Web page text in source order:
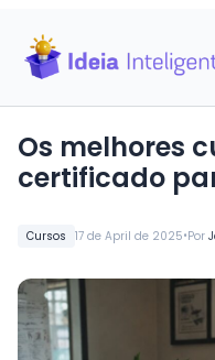
Cursos 17 de April de 2025•Por
Os melhores
certificado